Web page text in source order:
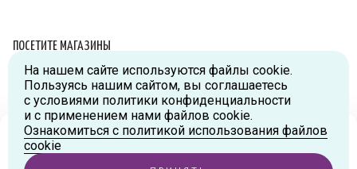
Ваш городМосква?
ПОСЕТИТЕ МАГАЗИНЫ
Схема проезда
г.Москва, ул.Большая Новодмитровская, д.36, стр.2., вход №5
Дизайн-завод «FLACON»
Тел: +7 (916) 215-94-95
г.Москва, ул. Орджоникидзе, д.9, к.1
На нашем сайте используются файлы cookie.
Пользуясь нашим сайтом, вы соглашаетесь
с условиями политики конфиденциальности
и с применением нами файлов cookie.
Ознакомиться с политикой использования файлов
cookie